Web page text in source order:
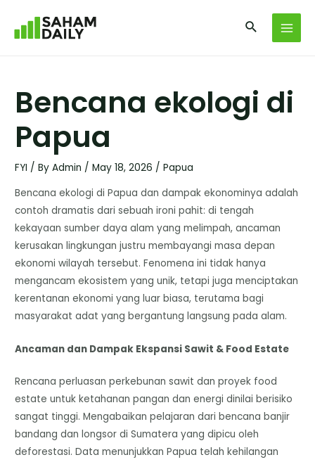
Bencana ekologi di
Papua
FYI / ByAdmin /May 18, 2026 /Papua
Bencana ekologi di Papua dan dampak ekonominya adalah
contoh dramatis dari sebuah ironi pahit: di tengah
kekayaan sumber daya alam yang melimpah, ancaman
kerusakan lingkungan justru membayangi masa depan
ekonomi wilayah tersebut. Fenomena ini tidak hanya
mengancam ekosistem yang unik, tetapi juga menciptakan
kerentanan ekonomi yang luar biasa, terutama bagi
masyarakat adat yang bergantung langsung pada alam.
Ancaman dan Dampak Ekspansi Sawit & Food Estate
Rencana perluasan perkebunan sawit dan proyek food
estate untuk ketahanan pangan dan energi dinilai berisiko
sangat tinggi. Mengabaikan pelajaran dari bencana banjir
bandang dan longsor di Sumatera yang dipicu oleh
deforestasi. Data menunjukkan Papua telah kehilangan